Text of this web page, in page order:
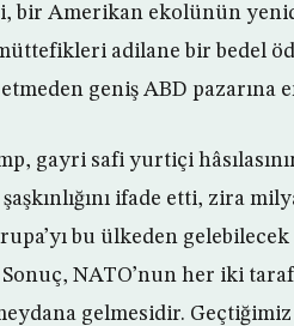
bir Amerikan ekolünün
adilane bir bedel
etmeden geniş ABD pazarına
gayri safi yurtiçi
ifade etti, zira
bu ülkeden
NATO’nun her iki
gelmesidir.